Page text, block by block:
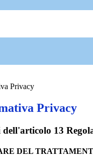
Privacy
Privacy
dell'articolo 13
DEL